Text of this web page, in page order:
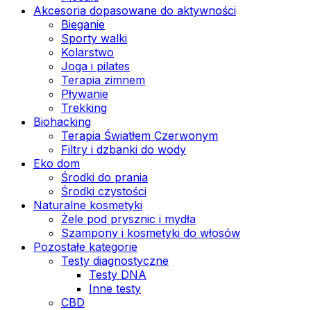
Akcesoria dopasowane do aktywności
Bieganie
Sporty walki
Kolarstwo
Joga i pilates
Terapia zimnem
Pływanie
Trekking
Biohacking
Terapia Światłem Czerwonym
Filtry i dzbanki do wody
Eko dom
Środki do prania
Środki czystości
Naturalne kosmetyki
Żele pod prysznic i mydła
Szampony i kosmetyki do włosów
Pozostałe kategorie
Testy diagnostyczne
Testy DNA
Inne testy
CBD